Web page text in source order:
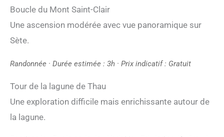
Boucle du Mont Saint-Clair
Une ascension modérée avec vue panoramique sur
Sète.
Randonnée · Durée estimée : 3h · Prix indicatif : Gratuit
Tour de la lagune de Thau
Une exploration difficile mais enrichissante autour de
la lagune.